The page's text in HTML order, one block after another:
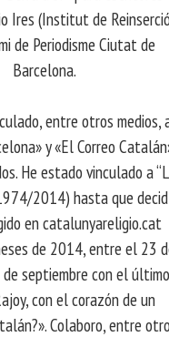
Ires (Institut de Reinserció
de Periodisme Ciutat de
Barcelona.
entre otros medios,
y «El Correo
He estado vinculado a
2014) hasta que
en catalunyareligio.cat
de 2014, entre el 23
septiembre con el último
con el corazón de un
Colaboro, entre